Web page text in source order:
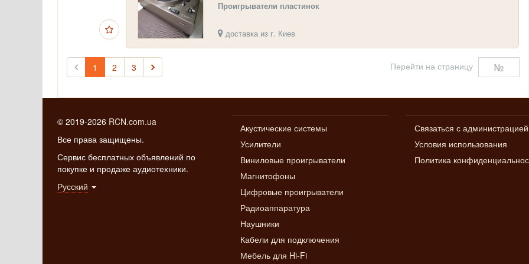
Проигрыватели пластинок
доставка из г. Киев
Перейти на страницу
1 2 3
© 2019-2026 RCN.com.ua
Все права защищены.
Сервис бесплатных объявлений по
покупке и продаже аудиотехники.
Русский
Акустические системы
Усилители
Виниловые проигрыватели
Магнитофоны
Цифровые проигрыватели
Радиоаппаратура
Наушники
Кабели для подключения
Мебель для Hi-Fi
Связаться с администрацией
Условия использования
Политика